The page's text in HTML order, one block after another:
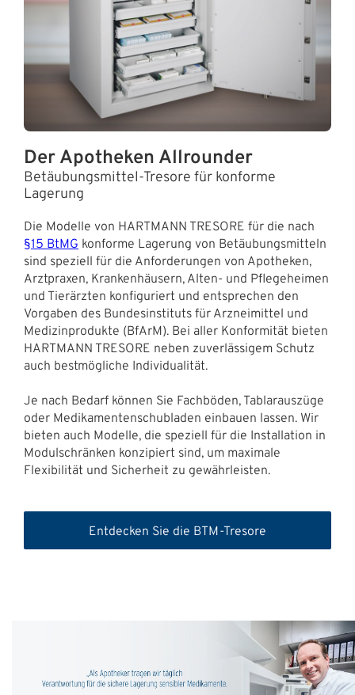
Der Apotheken Allrounder
Betäubungsmittel-Tresore für konforme
Lagerung
Die Modelle von HARTMANN TRESORE für die nach
§15 BtMG konforme Lagerung von Betäubungsmitteln
sind speziell für die Anforderungen von Apotheken,
Arztpraxen, Krankenhäusern, Alten- und Pflegeheimen
und Tierärzten konfiguriert und entsprechen den
Vorgaben des Bundesinstituts für Arzneimittel und
Medizinprodukte (BfArM). Bei aller Konformität bieten
HARTMANN TRESORE neben zuverlässigem Schutz
auch bestmögliche Individualität.
Je nach Bedarf können Sie Fachböden, Tablarauszüge
oder Medikamentenschubladen einbauen lassen. Wir
bieten auch Modelle, die speziell für die Installation in
Modulschränken konzipiert sind, um maximale
Flexibilität und Sicherheit zu gewährleisten.
Entdecken Sie die BTM-Tresore